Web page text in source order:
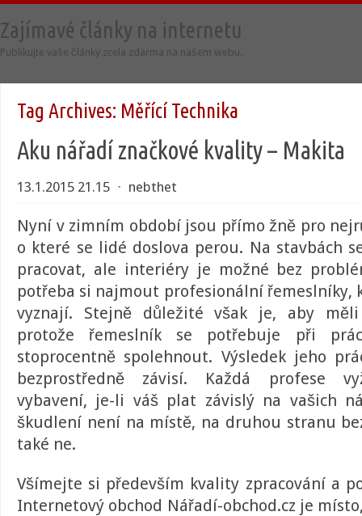
Zajímavé články na internetu
Publikujte vaše články zcela zdarma na našem webu.
Tag Archives: Měřící Technika
Aku nářadí značkové kvality – Makita
13.1.2015 21.15 ⋅ nebthet
Nyní v zimním období jsou přímo žně pro
o které se lidé doslova perou. Na stavbách
pracovat, ale interiéry je možné bez
potřeba si najmout profesionální řemeslníky,
vyznají. Stejně důležité však je, aby
protože řemeslník se potřebuje při
stoprocentně spolehnout. Výsledek jeho
bezprostředně závisí. Každá profese
vybavení, je-li váš plat závislý na vašich
škudlení není na místě, na druhou stranu
také ne.
Všímejte si především kvality zpracování a
Internetový obchod Nářadí-obchod.cz je